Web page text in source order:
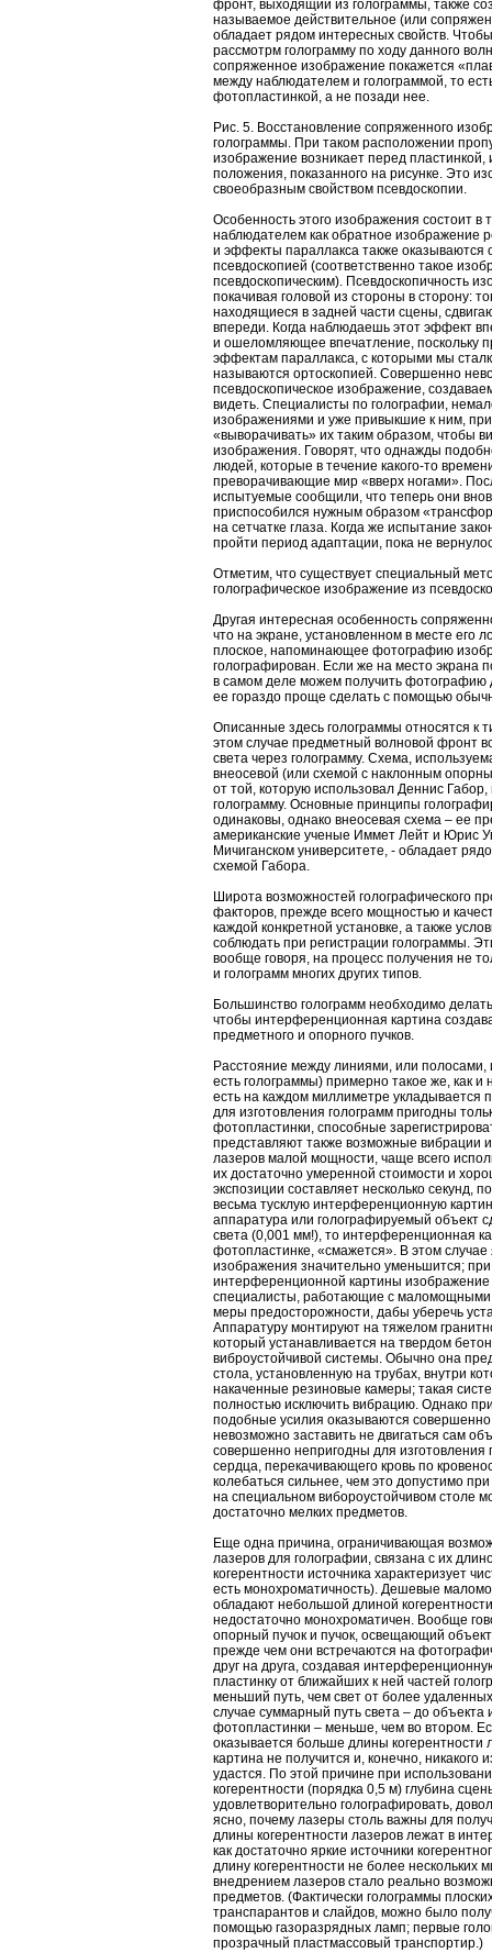
фронт, выходящий из голограммы, также
называемое действительное (или
обладает рядом интересных свойств.
рассмотрм голограмму по ходу данного
сопряженное изображение покажется
между наблюдателем и голограммой, то
фотопластинкой, а не позади нее.
Рис. 5. Восстановление сопряженного
голограммы. При таком расположении
изображение возникает перед
положения, показанного на рисунке. Это
своеобразным свойством псевдоскопии.
Особенность этого изображения состоит в
наблюдателем как обратное изображение
и эффекты параллакса также
псевдоскопией (соответственно такое
псевдоскопическим). Псевдоскопичность
покачивая головой из стороны в сторону:
находящиеся в задней части сцены,
впереди. Когда наблюдаешь этот эффект
и ошеломляющее впечатление, поскольку
эффектам параллакса, с которыми мы
называются ортоскопией. Совершенно
псевдоскопическое изображение,
видеть. Специалисты по голографии,
изображениями и уже привыкшие к ним,
«выворачивать» их таким образом, чтобы
изображения. Говорят, что однажды
людей, которые в течение какого-то
преворачивающие мир «вверх ногами».
испытуемые сообщили, что теперь они
приспособился нужным образом
на сетчатке глаза. Когда же испытание
пройти период адаптации, пока не
Отметим, что существует специальный
голографическое изображение из
Другая интересная особенность
что на экране, установленном в месте его
плоское, напоминающее фотографию
голографирован. Если же на место экрана
в самом деле можем получить фотографию
ее гораздо проще сделать с помощью
Описанные здесь голограммы относятся к
этом случае предметный волновой фронт
света через голограмму. Схема,
внеосевой (или схемой с наклонным
от той, которую использовал Деннис
голограмму. Основные принципы
одинаковы, однако внеосевая схема – ее
американские ученые Иммет Лейт и Юрис
Мичиганском университете, - обладает
схемой Габора.
Широта возможностей голографического
факторов, прежде всего мощностью и
каждой конкретной установке, а также
соблюдать при регистрации голограммы.
вообще говоря, на процесс получения не
и голограмм многих других типов.
Большинство голограмм необходимо
чтобы интерференционная картина
предметного и опорного пучков.
Расстояние между линиями, или
есть голограммы) примерно такое же, как
есть на каждом миллиметре укладывается
для изготовления голограмм пригодны
фотопластинки, способные
представляют также возможные вибрации
лазеров малой мощности, чаще всего
их достаточно умеренной стоимости и
экспозиции составляет несколько секунд,
весьма тусклую интерференционную
аппаратура или голографируемый объект
света (0,001 мм!), то интерференционная
фотопластинке, «смажется». В этом случае
изображения значительно уменьшится;
интерференционной картины изображение
специалисты, работающие с
меры предосторожности, дабы уберечь
Аппаратуру монтируют на тяжелом
который устанавливается на твердом
виброустойчивой системы. Обычно она
стола, установленную на трубах, внутри
накаченные резиновые камеры; такая
полностью исключить вибрацию. Однако
подобные усилия оказываются
невозможно заставить не двигаться сам
совершенно непригодны для изготовления
сердца, перекачивающего кровь по
колебаться сильнее, чем это допустимо
на специальном вибороустойчивом столе
достаточно мелких предметов.
Еще одна причина, ограничивающая
лазеров для голографии, связана с их
когерентности источника характеризует
есть монохроматичность). Дешевые
обладают небольшой длиной
недостаточно монохроматичен. Вообще
опорный пучок и пучок, освещающий
прежде чем они встречаются на
друг на друга, создавая
пластинку от ближайших к ней частей
меньший путь, чем свет от более
случае суммарный путь света – до объекта
фотопластинки – меньше, чем во втором.
оказывается больше длины
картина не получится и, конечно, никакого
удастся. По этой причине при
когерентности (порядка 0,5 м) глубина
удовлетворительно голографировать,
ясно, почему лазеры столь важны для
длины когерентности лазеров лежат в
как достаточно яркие источники
длину когерентности не более нескольких
внедрением лазеров стало реально
предметов. (Фактически голограммы
транспарантов и слайдов, можно было
помощью газоразрядных ламп; первые
прозрачный пластмассовый транспортир.)